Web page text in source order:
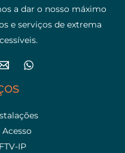
a dar o nosso máximo
e serviços de extrema
IP